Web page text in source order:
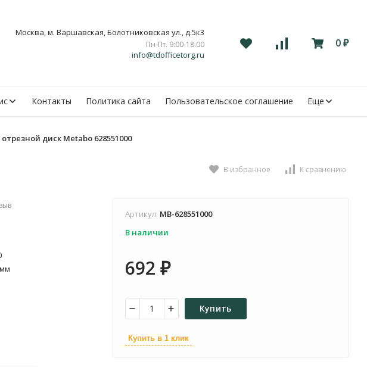
Москва, м. Варшавская, Болотниковская ул., д.5к3
Пн-Пт. 9:00-18.00
info@tdofficetorg.ru
0 ₽
Контакты Политика сайта Пользовательское соглашение Еще
диск Metabo 628551000
В избранное К сравнению
Артикул: MB-628551000
В наличии
692 ₽
Купить
Купить в 1 клик